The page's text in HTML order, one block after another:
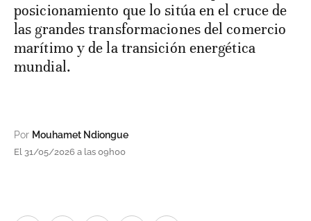
posicionamiento que lo sitúa en el cruce de
las grandes transformaciones del comercio
marítimo y de la transición energética
mundial.
Por Mouhamet Ndiongue
El 31/05/2026 a las 09h00